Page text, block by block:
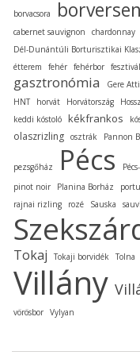
borvacsora
cabernet sauvignon chardonnay
Dél-Dunántúli Borturisztikai
étterem
fehér fehérbor fesztivál
gasztronómia Gere
HNT
horvát Horvátország
keddi kóstoló kékfrankos
olaszrizling osztrák Pannon
pezsgőház Pécs
pinot noir Planina Borház
rajnai rizling
rozé Sauska
Tokaj Tokaji borvidék Tolna
Villány
vörösbor Vylyan